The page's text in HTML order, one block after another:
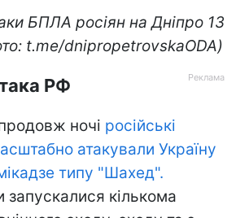
БПЛА росіян на Дніпро 13
t.me/dnipropetrovskaODA)
РФ
ночі російські
атакували Україну
типу "Шахед".
запускалися кількома